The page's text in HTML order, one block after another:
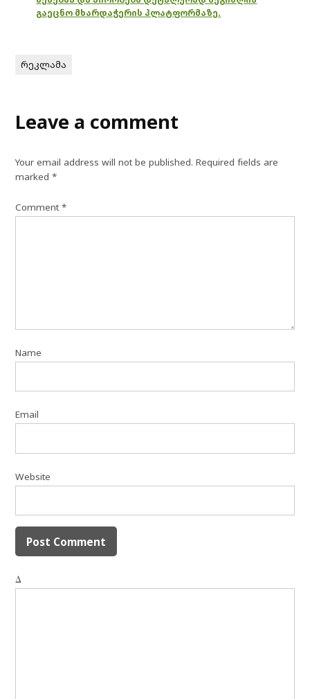
გაეცნო მხარდაჭერის პლატფორმაზე.
რეკლამა
Leave a comment
Your email address will not be published. Required fields are
marked*
Comment*
Name
Email
Website
Δ